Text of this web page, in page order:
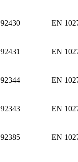
92430 EN
92431 EN
92344 EN
92343 EN
92385 EN